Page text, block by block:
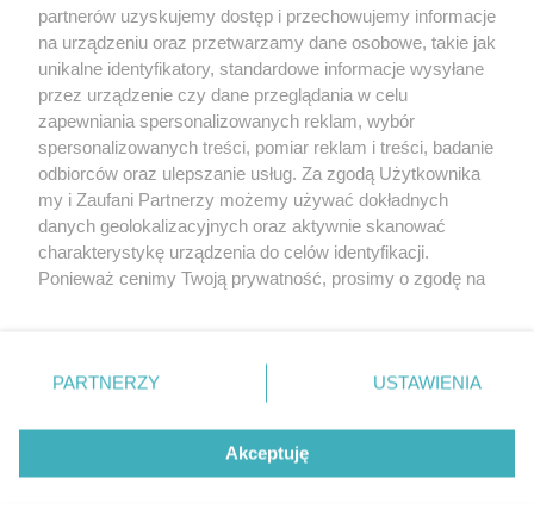
O FIRMIE POLITYKA PRYWATNOŚCI HOSTING
REKLAMA WSPÓŁPRACA RSS FACEBOOK KONTAKT
Nasze serwisy
Aktualności
Tcz24
Historia miasta
Muzyka i kultura
Archiwum wydarzeń
Zdjęcia miasta
partnerów uzyskujemy dostęp i przechowujemy informacje
na urządzeniu oraz przetwarzamy dane osobowe, takie jak
unikalne identyfikatory, standardowe informacje wysyłane
przez urządzenie czy dane przeglądania w celu
zapewniania spersonalizowanych reklam, wybór
spersonalizowanych treści, pomiar reklam i treści, badanie
odbiorców oraz ulepszanie usług. Za zgodą Użytkownika
my i Zaufani Partnerzy możemy używać dokładnych
danych geolokalizacyjnych oraz aktywnie skanować
charakterystykę urządzenia do celów identyfikacji.
Ponieważ cenimy Twoją prywatność, prosimy o zgodę na
znajdujący się w lewym dolnym rogu strony
. Niektóre
przetwarzaniu. Preferencje będą miały zastosowania tylko
PARTNERZY USTAWIENIA
Akceptuję